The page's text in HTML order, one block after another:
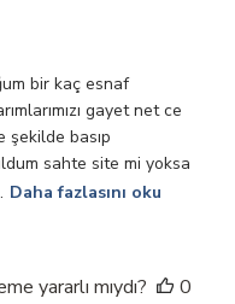
bir kaç esnaf
gayet net ce
basıp
sahte site mi yoksa
Daha fazlasını oku
yararlı mıydı?
0